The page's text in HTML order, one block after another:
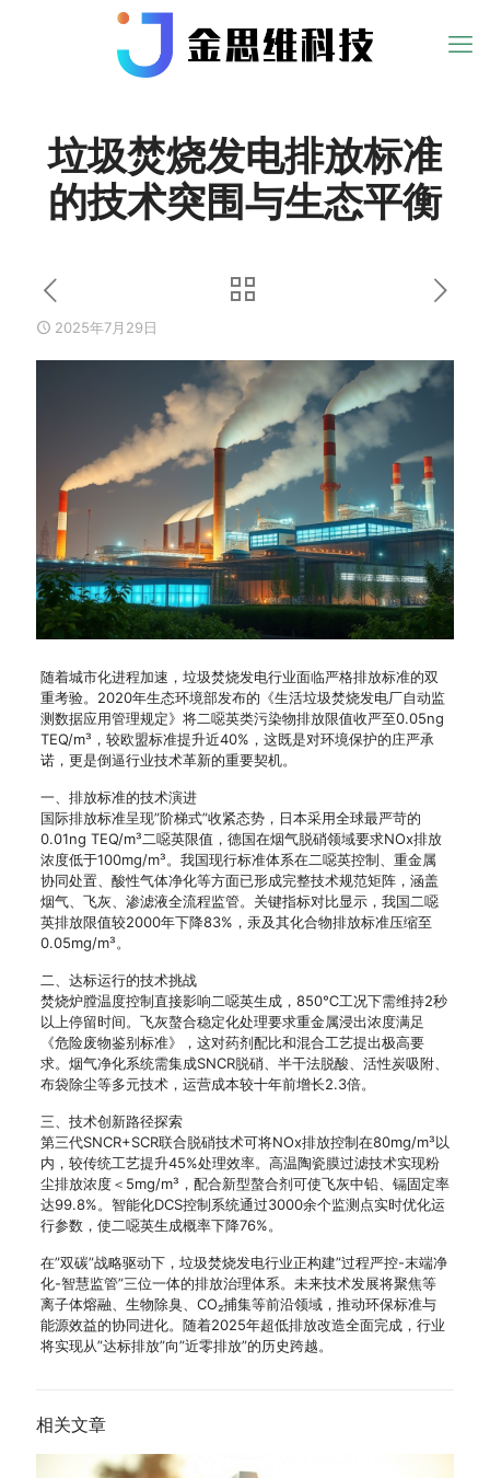
垃圾焚烧发电排放标准
的技术突围与生态平衡
2025年7月29日
随着城市化进程加速，垃圾焚烧发电行业面临严格排放标准的双
重考验。2020年生态环境部发布的《生活垃圾焚烧发电厂自动监
测数据应用管理规定》将二噁英类污染物排放限值收严至0.05ng
TEQ/m³，较欧盟标准提升近40%，这既是对环境保护的庄严承
诺，更是倒逼行业技术革新的重要契机。
一、排放标准的技术演进
国际排放标准呈现”阶梯式”收紧态势，日本采用全球最严苛的
0.01ng TEQ/m³二噁英限值，德国在烟气脱硝领域要求NOx排放
浓度低于100mg/m³。我国现行标准体系在二噁英控制、重金属
协同处置、酸性气体净化等方面已形成完整技术规范矩阵，涵盖
烟气、飞灰、渗滤液全流程监管。关键指标对比显示，我国二噁
英排放限值较2000年下降83%，汞及其化合物排放标准压缩至
0.05mg/m³。
二、达标运行的技术挑战
焚烧炉膛温度控制直接影响二噁英生成，850℃工况下需维持2秒
以上停留时间。飞灰螯合稳定化处理要求重金属浸出浓度满足
《危险废物鉴别标准》，这对药剂配比和混合工艺提出极高要
求。烟气净化系统需集成SNCR脱硝、半干法脱酸、活性炭吸附、
布袋除尘等多元技术，运营成本较十年前增长2.3倍。
三、技术创新路径探索
第三代SNCR+SCR联合脱硝技术可将NOx排放控制在80mg/m³以
内，较传统工艺提升45%处理效率。高温陶瓷膜过滤技术实现粉
尘排放浓度＜5mg/m³，配合新型螯合剂可使飞灰中铅、镉固定率
达99.8%。智能化DCS控制系统通过3000余个监测点实时优化运
行参数，使二噁英生成概率下降76%。
在”双碳”战略驱动下，垃圾焚烧发电行业正构建”过程严控-末端净
化-智慧监管”三位一体的排放治理体系。未来技术发展将聚焦等
离子体熔融、生物除臭、CO₂捕集等前沿领域，推动环保标准与
能源效益的协同进化。随着2025年超低排放改造全面完成，行业
将实现从”达标排放”向”近零排放”的历史跨越。
相关文章